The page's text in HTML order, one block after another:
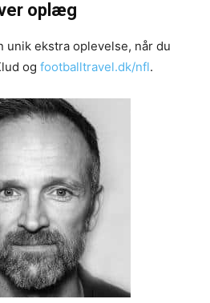
oplæg
unik ekstra oplevelse, når du
og footballtravel.dk/nfl.